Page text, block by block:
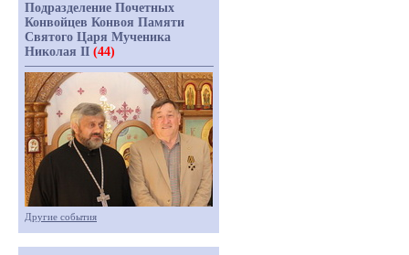
Подразделение Почетных
Конвойцев Конвоя Памяти
Святого Царя Мученика
Николая II (44)
Другие события